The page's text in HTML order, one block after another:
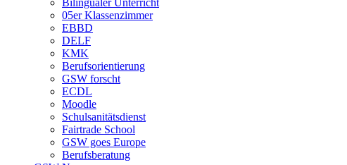
05er Klassenzimmer
EBBD
DELF
KMK
Berufsorientierung
GSW forscht
ECDL
Moodle
Schulsanitätsdienst
Fairtrade School
GSW goes Europe
Berufsberatung